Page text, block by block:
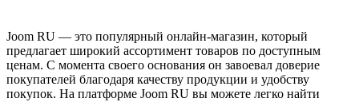
Joom RU — это популярный онлайн-магазин, который
предлагает широкий ассортимент товаров по доступным
ценам. С момента своего основания он завоевал доверие
покупателей благодаря качеству продукции и удобству
покупок. На платформе Joom RU вы можете легко найти